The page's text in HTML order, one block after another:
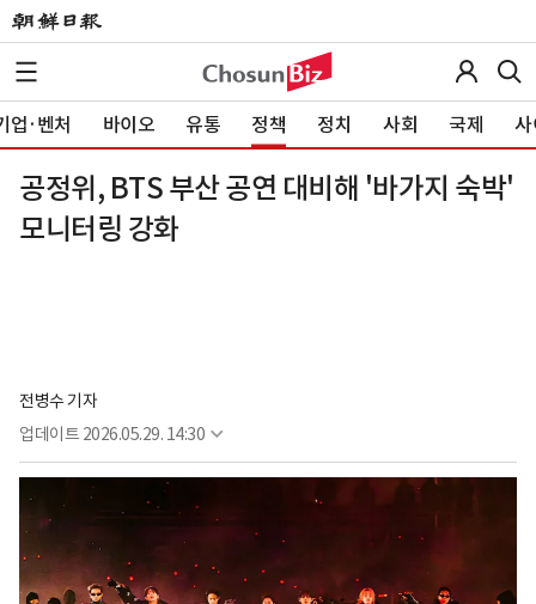
업·벤처 바이오 유통 정책 정치 사회 국제 사
공정위, BTS 부산 공연 대비해 '바가지 숙박'
모니터링 강화
전병수 기자
업데이트 2026.05.29. 14:30